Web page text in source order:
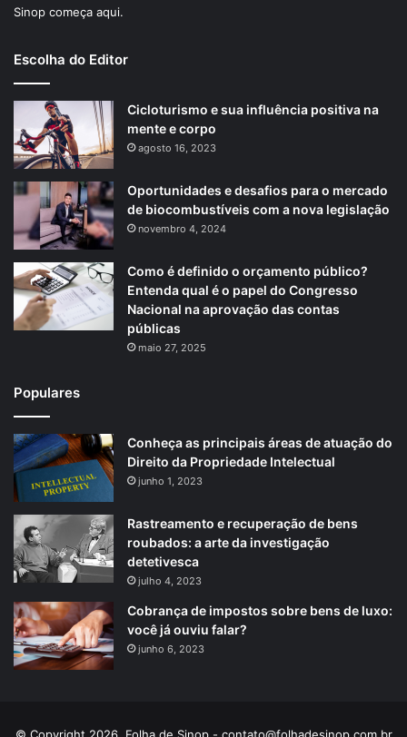
Sinop começa aqui.
Escolha do Editor
Cicloturismo e sua influência positiva na
mente e corpo
agosto 16, 2023
Oportunidades e desafios para o mercado
de biocombustíveis com a nova legislação
novembro 4, 2024
Como é definido o orçamento público?
Entenda qual é o papel do Congresso
Nacional na aprovação das contas
públicas
maio 27, 2025
Populares
Conheça as principais áreas de atuação do
Direito da Propriedade Intelectual
junho 1, 2023
Rastreamento e recuperação de bens
roubados: a arte da investigação
detetivesca
julho 4, 2023
Cobrança de impostos sobre bens de luxo:
você já ouviu falar?
junho 6, 2023